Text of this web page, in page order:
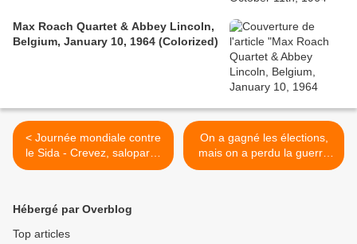
Max Roach Quartet & Abbey Lincoln,
Belgium, January 10, 1964 (Colorized)
< Journée mondiale contre
le Sida - Crevez, salopards
de paludéens !
On a gagné les élections,
mais on a perdu la guerre
(5 raisons de ne pas
Hébergé par Overblog
Top articles